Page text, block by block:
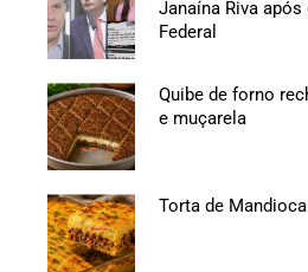
Janaína Riva
Federal
Quibe de forno
e muçarela
Torta de